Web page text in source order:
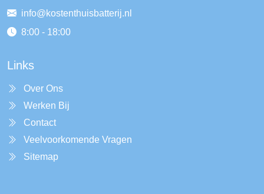
info@kostenthuisbatterij.nl
8:00 - 18:00
Links
Over Ons
Werken Bij
Contact
Veelvoorkomende Vragen
Sitemap